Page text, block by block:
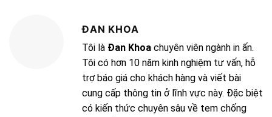
ĐAN KHOA
Tôi là Đan Khoa chuyên viên ngành in ấn.
Tôi có hơn 10 năm kinh nghiệm tư vấn, hỗ
trợ báo giá cho khách hàng và viết bài
cung cấp thông tin ở lĩnh vực này. Đặc biệt
có kiến thức chuyên sâu về tem chống